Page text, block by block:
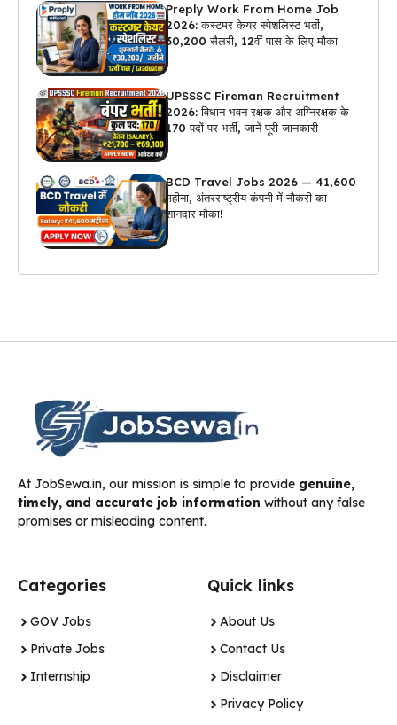
Preply Work From Home Job
2026: कस्टमर केयर स्पेशलिस्ट भर्ती,
₹30,200 सैलरी, 12वीं पास के लिए मौका
UPSSSC Fireman Recruitment
2026: विधान भवन रक्षक और अग्निरक्षक के
170 पदों पर भर्ती, जानें पूरी जानकारी
BCD Travel Jobs 2026 — ₹41,600
महीना, अंतरराष्ट्रीय कंपनी में नौकरी का
शानदार मौका!
At JobSewa.in, our mission is simple to provide genuine,
timely, and accurate job information without any false
promises or misleading content.
Categories
GOV Jobs
Private Jobs
Internship
Quick links
About Us
Contact Us
Disclaimer
Privacy Policy